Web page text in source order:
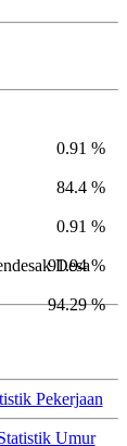
0.91 %
84.4 %
0.91 %
91.94 %
Desa
94.29 %